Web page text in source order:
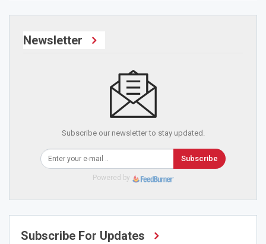
Newsletter
Subscribe our newsletter to stay updated.
Subscribe
Powered by
Subscribe For Updates